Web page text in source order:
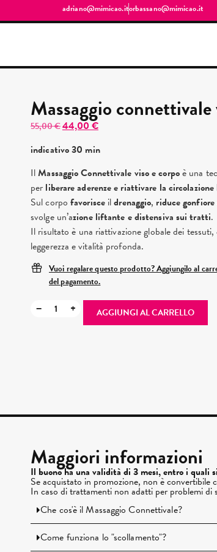
adriano@mimicao.itorbassano@mimicao.it
Massaggio connettivale
55,00€44,00€
indicativo 30 min
IlMassaggio Connettivale viso e corpoè una
per liberare aderenze e riattivare la
Sul corpo favorisceildrenaggio, riducegonfiore
svolge un’azione liftante e distensiva sui tratti.
Il risultato è una riattivazione globale dei
leggerezza e vitalità profonda.
Vuoi regalare questo prodotto? Aggiungilo al
del pagamento.
− + AGGIUNGI AL CARRELLO
Maggiori informazioni
Il buono ha una validità di 3 mesi, entro i quali
Se acquistato in promozione, non è convertibile
In caso di trattamenti non adatti per problemi di
Che cos'è il Massaggio Connettivale?
Come funziona lo "scollamento"?